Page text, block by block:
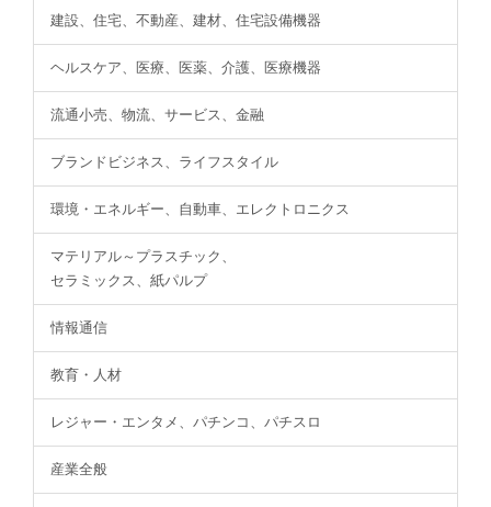
建設、住宅、不動産、建材、住宅設備機器
ヘルスケア、医療、医薬、介護、医療機器
流通小売、物流、サービス、金融
ブランドビジネス、ライフスタイル
環境・エネルギー、自動車、エレクトロニクス
マテリアル～プラスチック、
セラミックス、紙パルプ
情報通信
教育・人材
レジャー・エンタメ、パチンコ、パチスロ
産業全般